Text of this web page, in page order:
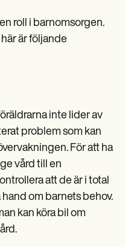
roll i barnomsorgen.
är följande
inte lider av
problem som kan
För att ha
vård till en
att de är i total
om barnets behov.
kan köra bil om